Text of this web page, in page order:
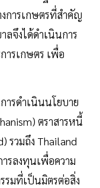
การเกษตรที่สำคัญ
ลจึงได้ดำเนินการ
ารเกษตร เพื่อ
รดำเนินนโยบาย
ตราสารหนี้
รวมถึง Thailand
ารลงทุนเพื่อความ
รมที่เป็นมิตรต่อสิ่ง